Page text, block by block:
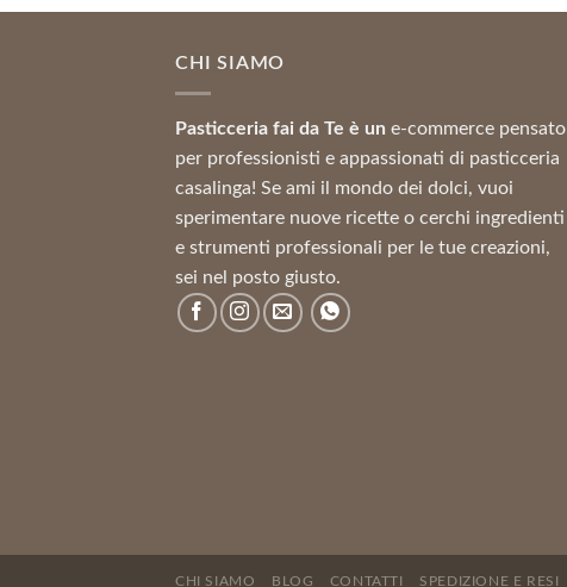
da
CHI SIAMO
Pasticceria fai da Te è un e-commerce pensato
per professionisti e appassionati di pasticceria
casalinga! Se ami il mondo dei dolci, vuoi
sperimentare nuove ricette o cerchi ingredienti
e strumenti professionali per le tue creazioni,
sei nel posto giusto.
CHI SIAMO BLOG CONTATTI SPEDIZIONE E RESI